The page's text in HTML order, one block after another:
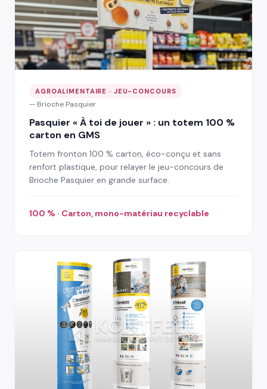
AGROALIMENTAIRE · JEU-CONCOURS
— Brioche Pasquier
Pasquier « À toi de jouer » : un totem 100 %
carton en GMS
Totem fronton 100 % carton, éco-conçu et sans
renfort plastique, pour relayer le jeu-concours de
Brioche Pasquier en grande surface.
100 % · Carton, mono-matériau recyclable